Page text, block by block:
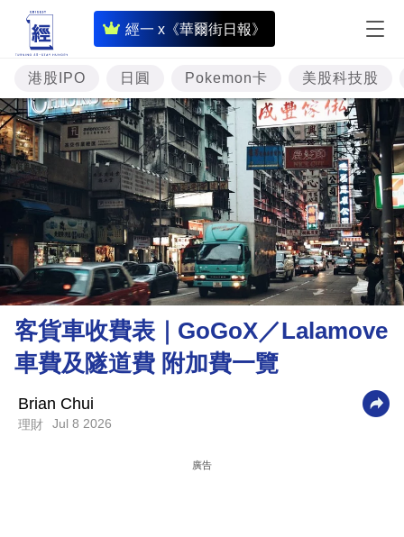
經一 x《華爾街日報》
即
時
財
經
專
題
投
資
樓
市
理
財
商
港股IPO 日圓 Pokemon卡 美股科技股
客貨車收費表｜GoGoX／Lalamove
車費及隧道費 附加費一覽
Brian Chui
理財 Jul 8 2026
廣告